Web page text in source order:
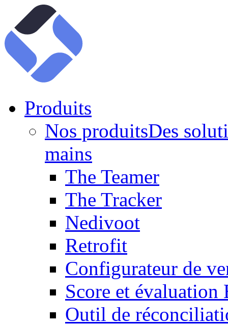
Produits
Nos produitsDes
mains
The Teamer
The Tracker
Nedivoot
Retrofit
Configurateur de
Score et évaluation
Outil de